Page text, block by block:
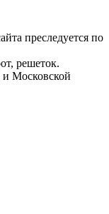
преследуется по
решеток.
и Московской